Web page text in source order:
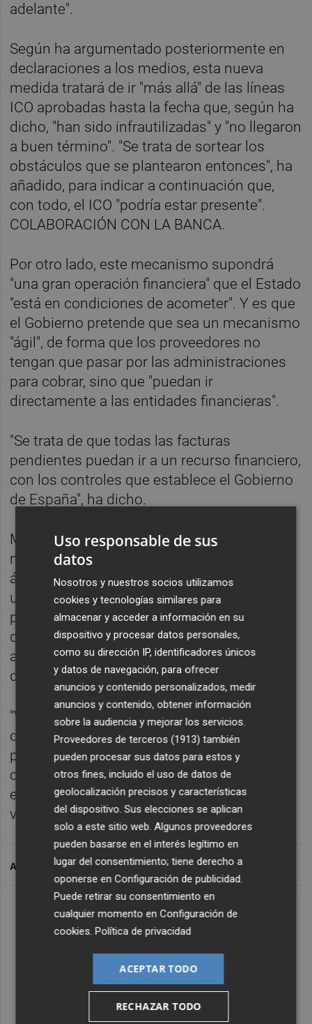
adelante".
Según ha argumentado posteriormente en
declaraciones a los medios, esta nueva
medida tratará de ir "más allá" de las líneas
ICO aprobadas hasta la fecha que, según ha
dicho, "han sido infrautilizadas" y "no llegaron
a buen término". "Se trata de sortear los
obstáculos que se plantearon entonces", ha
añadido, para indicar a continuación que,
con todo, el ICO "podría estar presente".
COLABORACIÓN CON LA BANCA.
Por otro lado, este mecanismo supondrá
"una gran operación financiera" que el Estado
"está en condiciones de acometer". Y es que
el Gobierno pretende que sea un mecanismo
"ágil", de forma que los proveedores no
tengan que pasar por las administraciones
para cobrar, sino que "puedan ir
directamente a las entidades financieras".
"Se trata de que todas las facturas
pendientes puedan ir a un recurso financiero,
con los controles que establece el Gobierno
de España", ha dicho.
Montoro ha asegurado que esta nueva
medida será "fundamental" para recuperar el
ánimo de la Ley de Morosidad y supondrá
una "inyección" económica para España. "Un
país serio es el que cumple con el objetivo
de déficit público, en el que las
administraciones públicas cumplen con su
deuda comercial", reiteró.
"Vamos a dar certeza de que somos un país
que cumple y trasladaremos al sector
privado que los plazos de las deudas
comerciales deben abonarse en los plazos
establecidos por la Ley de Morosidad
vigente", apostilló.
ARCHIVADO EN
Uso responsable de sus
datos
Nosotros y nuestros socios utilizamos
cookies y tecnologías similares para
almacenar y acceder a información en su
dispositivo y procesar datos personales,
como su dirección IP, identificadores únicos
y datos de navegación, para ofrecer
anuncios y contenido personalizados, medir
anuncios y contenido, obtener información
sobre la audiencia y mejorar los servicios.
Proveedores de terceros (1913) también
pueden procesar sus datos para estos y
otros fines, incluido el uso de datos de
geolocalización precisos y características
del dispositivo. Sus elecciones se aplican
solo a este sitio web. Algunos proveedores
pueden basarse en el interés legítimo en
lugar del consentimiento; tiene derecho a
oponerse enConfiguración de publicidad
Puede retirar su consentimiento en
cualquier momento enConfiguración de
cookies .Política de privacidad
ACEPTAR TODO
RECHAZAR TODO